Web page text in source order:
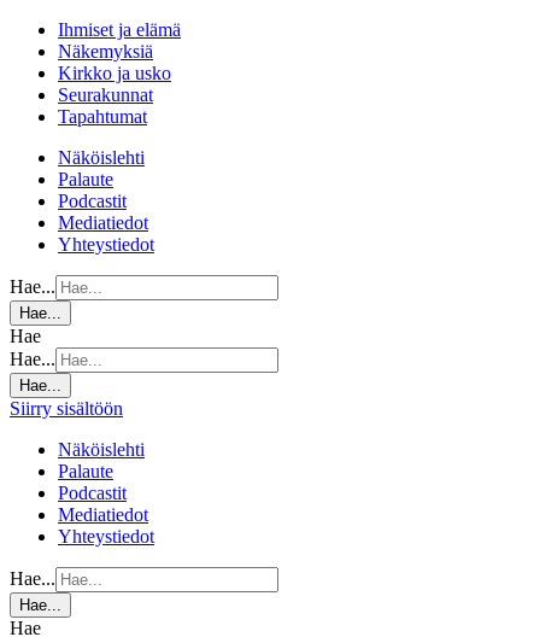
Ihmiset ja elämä
Näkemyksiä
Kirkko ja usko
Seurakunnat
Tapahtumat
Näköislehti
Palaute
Podcastit
Mediatiedot
Yhteystiedot
Hae...
Hae...
Hae
Hae...
Hae...
Siirry sisältöön
Näköislehti
Palaute
Podcastit
Mediatiedot
Yhteystiedot
Hae...
Hae...
Hae